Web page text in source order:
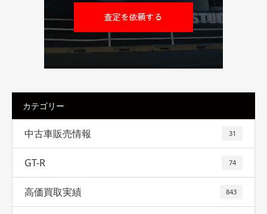
カテゴリー
中古車販売情報 31
GT-R 74
高価買取実績 843